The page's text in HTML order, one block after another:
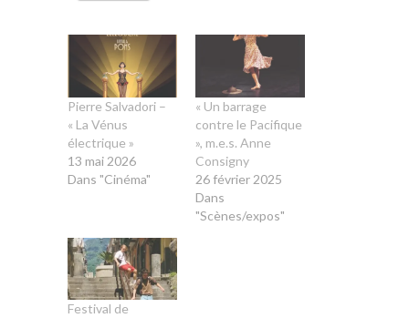
Pierre Salvadori –
« La Vénus
électrique »
13 mai 2026
Dans "Cinéma"
« Un barrage
contre le Pacifique
», m.e.s. Anne
Consigny
26 février 2025
Dans
"Scènes/expos"
Festival de